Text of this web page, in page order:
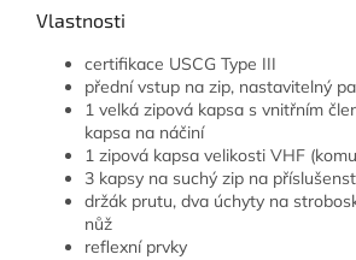
Vlastnosti
certifikace USCG Type III
přední vstup na zip, nastavitelný
1 velká zipová kapsa s vnitřním
kapsa na náčiní
1 zipová kapsa velikosti VHF
3 kapsy na suchý zip na
držák prutu, dva úchyty na
nůž
reflexní prvky